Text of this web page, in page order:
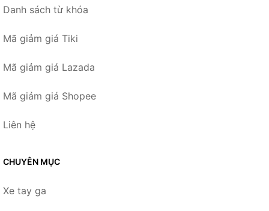
Danh sách từ khóa
Mã giảm giá Tiki
Mã giảm giá Lazada
Mã giảm giá Shopee
Liên hệ
CHUYÊN MỤC
Xe tay ga